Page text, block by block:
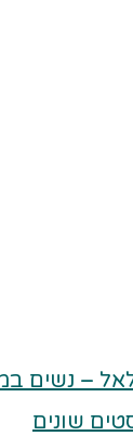
– נשים
שונים